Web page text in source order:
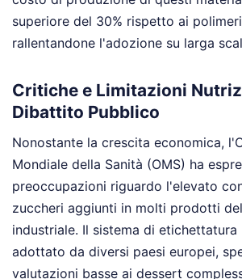
superiore del 30% rispetto ai
rallentandone l'adozione su larga
Critiche e Limitazioni
Dibattito Pubblico
Nonostante la crescita economica,
Mondiale della Sanità (OMS) ha
preoccupazioni riguardo l'elevato
zuccheri aggiunti in molti prodotti
industriale. Il sistema di etichettatura
adottato da diversi paesi europei,
valutazioni basse ai dessert